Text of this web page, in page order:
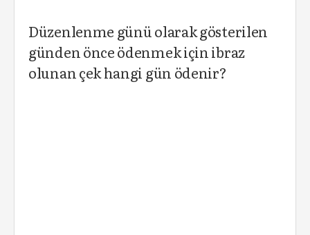
Düzenlenme günü olarak gösterilen
günden önce ödenmek için ibraz
olunan çek hangi gün ödenir?